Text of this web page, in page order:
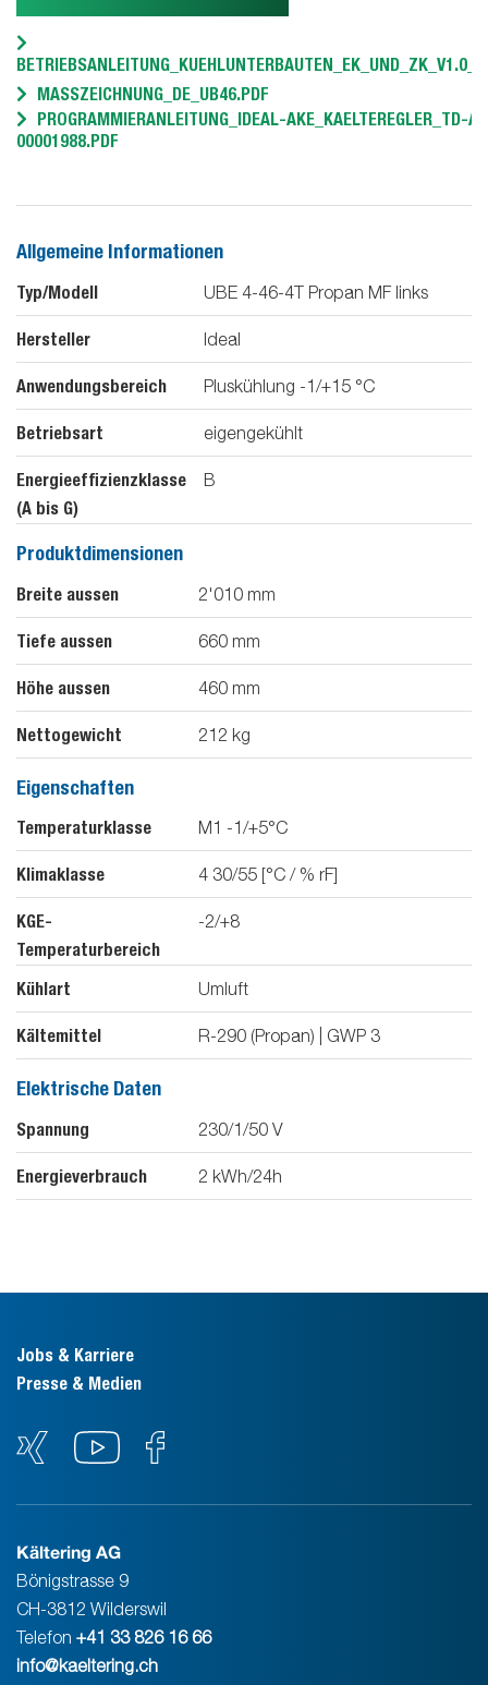
MASSZEICHNUNG_DE_UB46.PDF
PROGRAMMIERANLEITUNG_IDEAL-AKE_KAELTEREGLER_TD-
00001988.PDF
Allgemeine Informationen
Typ/Modell UBE 4-46-4T Propan MF links
Hersteller Ideal
Anwendungsbereich Pluskühlung -1/+15 °C
Betriebsart eigengekühlt
Energieeffizienzklasse
(A bis G)
B
Produktdimensionen
Breite aussen 2'010 mm
Tiefe aussen 660 mm
Höhe aussen 460 mm
Nettogewicht 212 kg
Eigenschaften
Temperaturklasse M1 -1/+5°C
Klimaklasse 4 30/55 [°C / % rF]
KGE-
Temperaturbereich
-2/+8
Kühlart Umluft
Kältemittel R-290 (Propan) | GWP 3
Elektrische Daten
Spannung 230/1/50 V
Energieverbrauch 2 kWh/24h
Jobs & Karriere
Presse & Medien
Kältering AG
Bönigstrasse 9
CH-3812 Wilderswil
Telefon +41 33 826 16 66
info@kaeltering.ch